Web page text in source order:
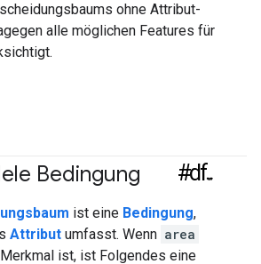
ohne Attribut-
alle möglichen Features für
Bedingung #df
ist eine Bedingung,
Attribut umfasst. Wenn area
ist, ist Folgendes eine